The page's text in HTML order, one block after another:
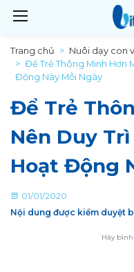
Trang chủ Nuôi dạy con
Để Trẻ Thông Minh Hơn
Động Này Mỗi Ngày
Để Trẻ
Nên Duy
Hoạt Động
01/01/2020
Nội dung được kiểm duyệt
Hãy